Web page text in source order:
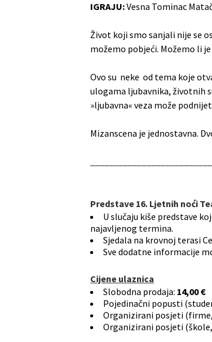
IGRAJU:Vesna Tominac
Život koji smo sanjali nije se
možemo pobjeći. Možemo li
Ovo su neke od tema koje
ulogama ljubavnika, životnih
»ljubavna« veza može
Mizanscena je jednostavna.
Predstave 16. Ljetnih noći
U slučaju kiše predstave
najavljenog termina.
Sjedala na krovnoj terasi
Sve dodatne informacije
Cijene ulaznica
Slobodna prodaja: 14,00 €
Pojedinačni popusti
Organizirani posjeti
Organizirani posjeti